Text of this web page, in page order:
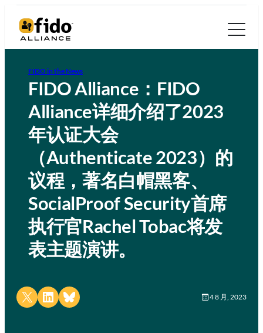
FIDO in the News
FIDO Alliance：FIDO
Alliance详细介绍了2023
年认证大会
（Authenticate 2023）的
议程，著名白帽黑客、
SocialProof Security首席
执行官Rachel Tobac将发
表主题演讲。
Share on X Share on LinkedIn
Share on Bluesky 4 8 月, 2023